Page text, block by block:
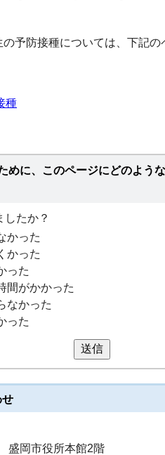
予防接種については、下記の
種
めに、このページにどのよう
したか？
かった
かった
った
間がかかった
なかった
った
送信
せ
岡市役所本館2階